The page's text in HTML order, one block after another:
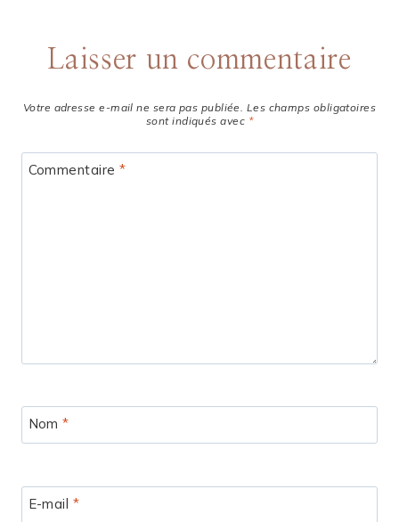
Laisser un commentaire
Votre adresse e-mail ne sera pas publiée. Les champs obligatoires
sont indiqués avec *
Commentaire *
Nom*
E-mail *